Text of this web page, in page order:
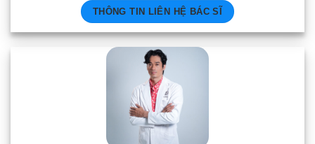
THÔNG TIN LIÊN HỆ BÁC SĨ